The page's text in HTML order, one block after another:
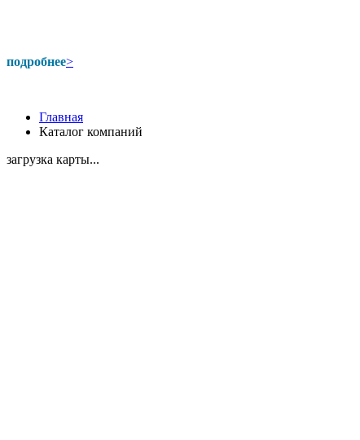
подробнее>
Главная
Каталог компаний
загрузка карты...